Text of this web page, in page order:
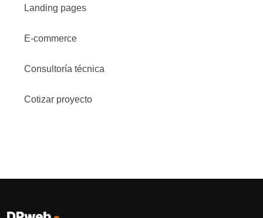
Landing pages
E-commerce
Consultoría técnica
Cotizar proyecto